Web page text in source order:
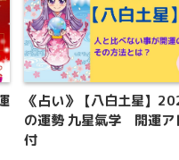
《占い》【八白土星】
の運勢 九星氣学 開運ア
付